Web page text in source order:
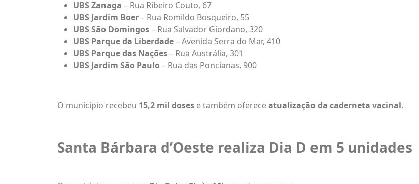
UBS Zanaga – Rua Ribeiro Couto, 67
UBS Jardim Boer– Rua Romildo Bosqueiro, 55
UBS São Domingos– Rua Salvador Giordano, 320
UBS Parque da Liberdade– Avenida Serra do Mar, 410
UBS Parque das Nações– Rua Austrália, 301
UBS Jardim São Paulo – Rua das Poncianas, 900
O município recebeu 15,2 mil doses e também ofereceatualização da caderneta vacinal.
Santa Bárbara d’Oeste realiza Dia D em 5 unidades